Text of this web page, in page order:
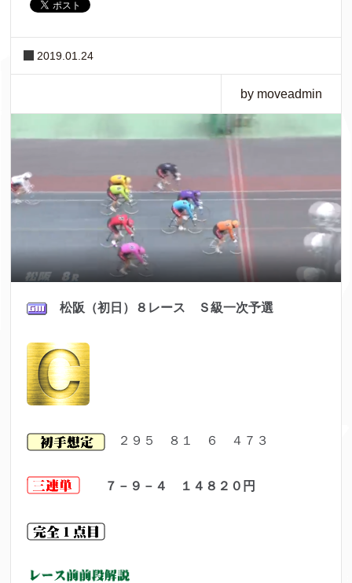
2019.01.24
by moveadmin
松阪（初日）８レース Ｓ級一次予選
２９５ ８１ ６ ４７３
７－９－４ １４８２０円